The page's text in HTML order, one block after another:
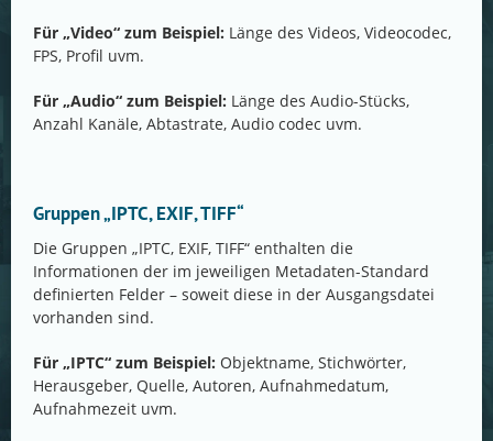
Für „Video“ zum Beispiel: Länge des Videos, Videocodec,
FPS, Profil uvm.
Für „Audio“ zum Beispiel: Länge des Audio-Stücks,
Anzahl Kanäle, Abtastrate, Audio codec uvm.
Gruppen „IPTC, EXIF, TIFF“
Die Gruppen „IPTC, EXIF, TIFF“ enthalten die
Informationen der im jeweiligen Metadaten-Standard
definierten Felder – soweit diese in der Ausgangsdatei
vorhanden sind.
Für „IPTC“ zum Beispiel: Objektname, Stichwörter,
Herausgeber, Quelle, Autoren, Aufnahmedatum,
Aufnahmezeit uvm.